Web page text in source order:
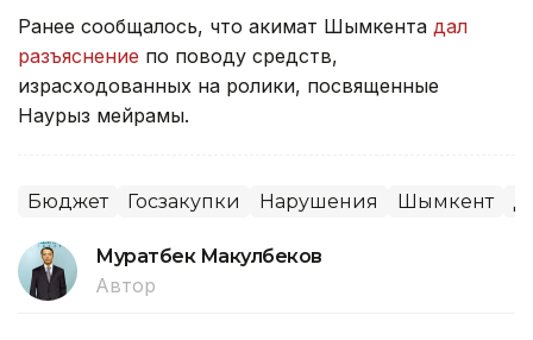
Ранее сообщалось, что акимат Шымкента дал
разъяснение по поводу средств,
израсходованных на ролики, посвященные
Наурыз мейрамы.
Бюджет Госзакупки Нарушения Шымкент
Муратбек Макулбеков
Автор